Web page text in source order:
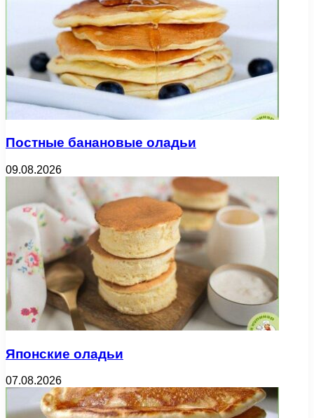
Постные банановые оладьи
09.08.2026
Японские оладьи
07.08.2026